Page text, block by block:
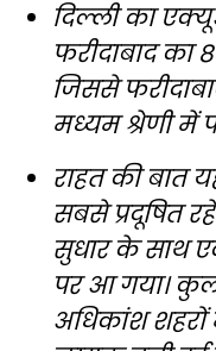
दिल्ली का
फरीदाबाद का
जिससे
मध्यम श्रेणी में
राहत की बात
सबसे प्रदूषित
सुधार के साथ
पर आ गया।
अधिकांश